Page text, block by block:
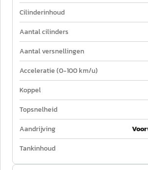
Cilinderinhoud
Aantal cilinders
Aantal versnellingen
Acceleratie (0-100 km/u)
Koppel
Topsnelheid
Aandrijving
Tankinhoud